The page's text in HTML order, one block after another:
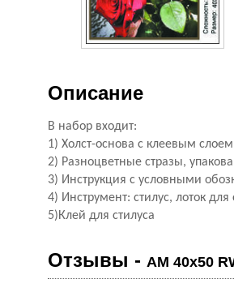
Описание
В набор входит:
1) Холст-основа с клеевым
2) Разноцветные стразы,
3) Инструкция с условными
4) Инструмент: стилус, лоток
5)Клей для стилуса
Отзывы - AM 40x50